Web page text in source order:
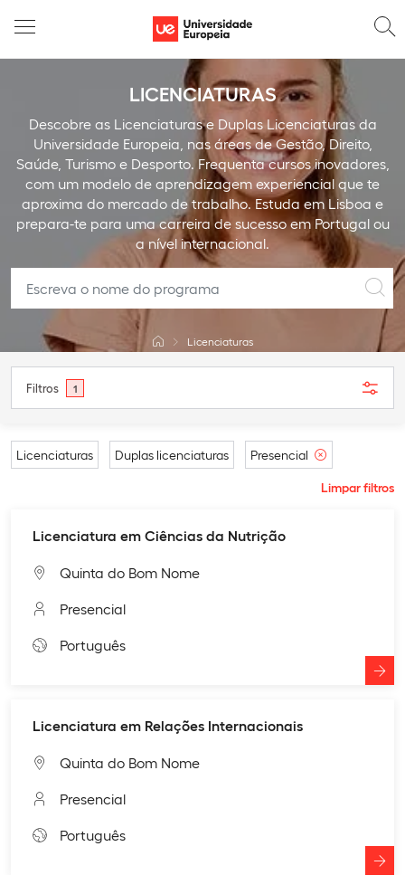
LICENCIATURAS
Descobre as Licenciaturas e Duplas Licenciaturas da
Universidade Europeia, nas áreas de Gestão, Direito,
Saúde, Turismo e Desporto. Frequenta cursos inovadores,
com um modelo de aprendizagem experiencial que te
aproxima do mercado de trabalho. Estuda em Lisboa e
prepara-te para uma carreira de sucesso em Portugal ou
a nível internacional.
Licenciaturas
Filtros 1
Licenciaturas Duplas licenciaturas Presencial
Limpar filtros
Licenciatura em Ciências da Nutrição
Quinta do Bom Nome
Presencial
Português
Licenciatura em Relações Internacionais
Quinta do Bom Nome
Presencial
Português